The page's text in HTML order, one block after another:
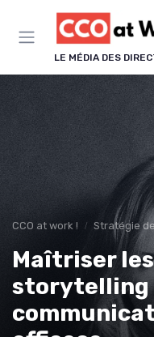
LE MÉDIA DES
CCO at work ! Stratégie de
Maîtriser
storytelling
Panneau de gestion des